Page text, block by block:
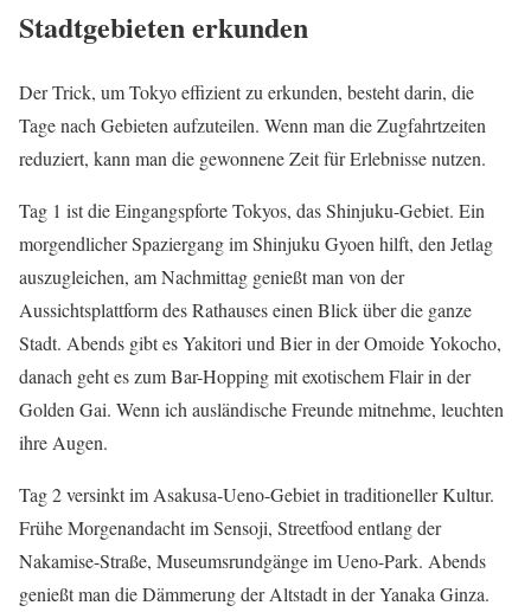
Stadtgebieten erkunden
Der Trick, um Tokyo effizient zu erkunden, besteht darin, die
Tage nach Gebieten aufzuteilen. Wenn man die Zugfahrtzeiten
reduziert, kann man die gewonnene Zeit für Erlebnisse nutzen.
Tag 1 ist die Eingangspforte Tokyos, das Shinjuku-Gebiet. Ein
morgendlicher Spaziergang im Shinjuku Gyoen hilft, den Jetlag
auszugleichen, am Nachmittag genießt man von der
Aussichtsplattform des Rathauses einen Blick über die ganze
Stadt. Abends gibt es Yakitori und Bier in der Omoide Yokocho,
danach geht es zum Bar-Hopping mit exotischem Flair in der
Golden Gai. Wenn ich ausländische Freunde mitnehme, leuchten
ihre Augen.
Tag 2 versinkt im Asakusa-Ueno-Gebiet in traditioneller Kultur.
Frühe Morgenandacht im Sensoji, Streetfood entlang der
Nakamise-Straße, Museumsrundgänge im Ueno-Park. Abends
genießt man die Dämmerung der Altstadt in der Yanaka Ginza.